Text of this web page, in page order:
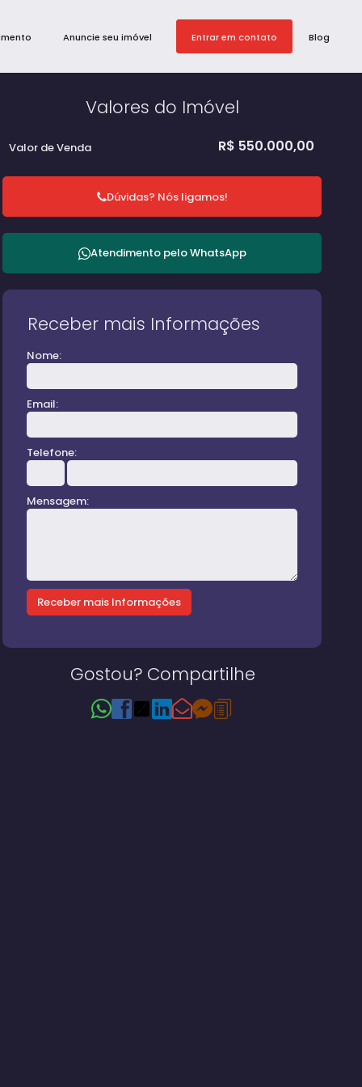
Blog
Entrar em contato
Anuncie seu imóvel
Valores do Imóvel
R$ 550.000,00
Valor de Venda
Dúvidas? Nós ligamos!
Atendimento peloWhatsApp
Receber mais Informações
Nome:
Email:
Telefone:
Mensagem:
Gostou? Compartilhe